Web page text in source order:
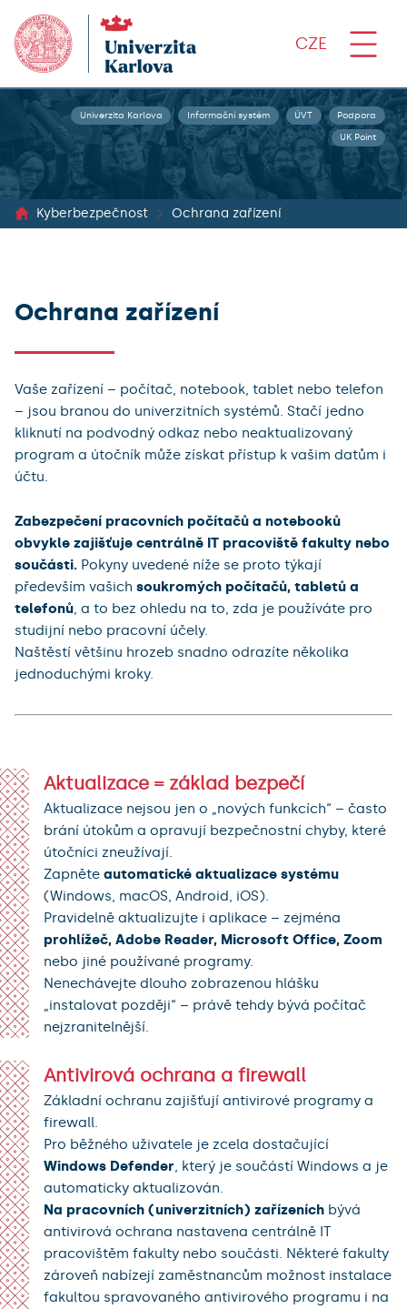
CZE
Univerzita Karlova Informační systém ÚVT Podpora
UK Point
Kyberbezpečnost Ochrana zařízení
Ochrana zařízení
Vaše zařízení – počítač, notebook, tablet nebo telefon
– jsou branou do univerzitních systémů. Stačí jedno
kliknutí na podvodný odkaz nebo neaktualizovaný
program a útočník může získat přístup k vašim datům i
účtu.
Zabezpečení pracovních počítačů a notebooků
obvykle zajišťuje centrálně IT pracoviště fakulty nebo
součásti. Pokyny uvedené níže se proto týkají
především vašich soukromých počítačů, tabletů a
telefonů , a to bez ohledu na to, zda je používáte pro
studijní nebo pracovní účely.
Naštěstí většinu hrozeb snadno odrazíte několika
jednoduchými kroky.
Aktualizace = základ bezpečí
Aktualizace nejsou jen o „nových funkcích“ – často
brání útokům a opravují bezpečnostní chyby, které
útočníci zneužívají.
Zapněte automatické aktualizace systému
(Windows, macOS, Android, iOS).
Pravidelně aktualizujte i aplikace – zejména
prohlížeč, Adobe Reader, Microsoft Office, Zoom
nebo jiné používané programy.
Nenechávejte dlouho zobrazenou hlášku
„instalovat později“ – právě tehdy bývá počítač
nejzranitelnější.
Antivirová ochrana a firewall
Základní ochranu zajišťují antivirové programy a
firewall.
Pro běžného uživatele je zcela dostačující
Windows Defender , který je součástí Windows a je
automaticky aktualizován.
Na pracovních (univerzitních) zařízeních bývá
antivirová ochrana nastavena centrálně IT
pracovištěm fakulty nebo součásti. Některé fakulty
zároveň nabízejí zaměstnancům možnost instalace
fakultou spravovaného antivirového programu i na